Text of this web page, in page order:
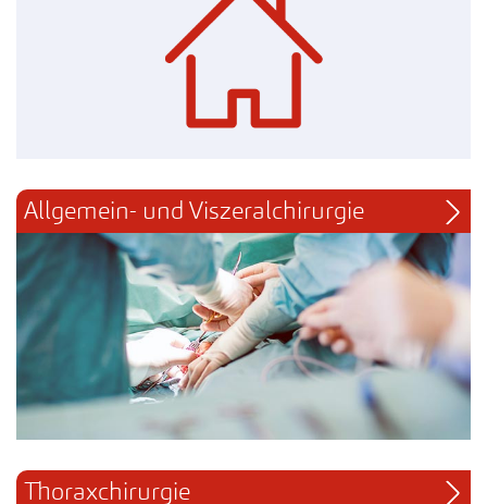
Allgemein- und Viszeralchirurgie
Thoraxchirurgie